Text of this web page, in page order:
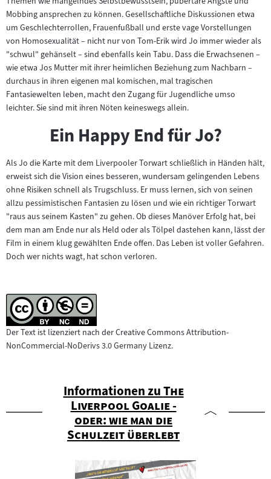
Mobbing ansprechen zu können. Gesellschaftliche Diskussionen etwa
um Geschlechterrollen, Frauenfußball und erste vage Vorstellungen
von Homosexualität – nicht nur von Tom-Erik wird Jo immer wieder als
"schwul" gehänselt – sind ebenfalls kein Tabu. Dass die Erwachsenen –
wie etwa Jos Mutter mit ihrer heimlichen Beziehung zum Nachbarn –
durchaus in ihren eigenen mal komischen, mal tragischen
Fantasiewelten leben, macht den Zugang für Jugendliche umso
leichter. Sie sind mit ihren Nöten keineswegs allein.
Ein Happy End für Jo?
Als Jo die Karte mit dem Liverpooler Torwart schließlich in Händen hält,
erweist sich die Vision eines besseren, wundersam gelingenden Lebens
ohne Risiken schnell als Trugschluss. Er muss lernen, sich von seinen
allzu pessimistischen Fantasien zu lösen und wie ein richtiger Torwart
"raus aus seinem Kasten" zu gehen. Ob dieses Manöver Erfolg hat, bei
dem man am Ende nur als Held oder als Tölpel dastehen kann, lässt der
Film in einem klug gewählten Ende offen. Das Leben ist voller Gefahren.
Doch wer nichts wagt, hat schon verloren.
Der Text ist lizenziert nach der Creative Commons Attribution-
NonCommercial-NoDerivs 3.0 Germany Lizenz.
Informationen zu"
The
Liverpool Goalie -
oder: wie man die
Schulzeit überlebt"